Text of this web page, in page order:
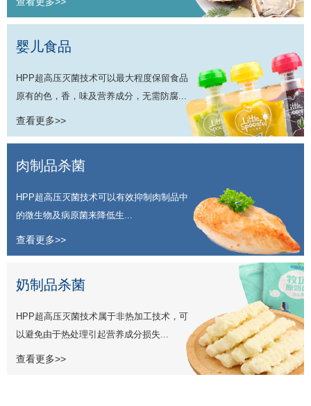
婴儿食品
HPP超高压灭菌技术可以最大程度保留食品
原有的色，香，味及营养成分，无需防腐...
查看更多>>
肉制品杀菌
HPP超高压灭菌技术可以有效抑制肉制品中
的微生物及病原菌来降低生...
查看更多>>
奶制品杀菌
HPP超高压灭菌技术属于非热加工技术，可
以避免由于热处理引起营养成分损失...
查看更多>>